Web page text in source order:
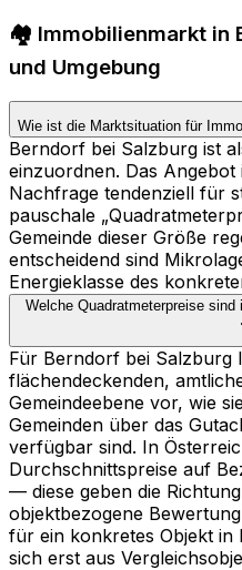
🏘️ Immobilienmarkt in
und Umgebung
Wie ist die Marktsituation für
Berndorf bei Salzburg ist
einzuordnen. Das
Nachfrage tendenziell für
pauschale
Gemeinde dieser Größe
entscheidend sind
Energieklasse des
Welche Quadratmeterpreise
Für Berndorf bei Salzburg
flächendeckenden,
Gemeindeebene vor, wie
Gemeinden über das
verfügbar sind. In
Durchschnittspreise auf
— diese geben die
objektbezogene
für ein konkretes Objekt
sich erst aus